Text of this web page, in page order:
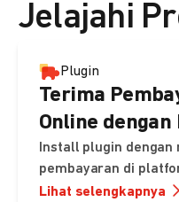
Jelajahi
Plugin
Terima
Online dengan
Install plugin dengan
pembayaran di
Lihat selengkapnya